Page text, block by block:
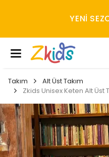
YENI
Takım
Alt Üst Takım
Zkids Unisex Keten Alt Üst